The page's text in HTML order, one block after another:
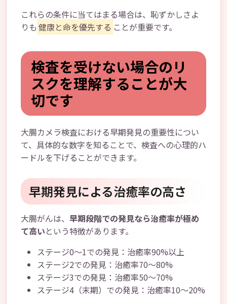
これらの条件に当てはまる場合は、恥ずかしさよ
りも 健康と命を優先する ことが重要です。
検査を受けない場合のリ
スクを理解することが大
切です
大腸カメラ検査における早期発見の重要性につい
て、具体的な数字を知ることで、検査への心理的ハ
ードルを下げることができます。
早期発見による治癒率の高さ
大腸がんは、 早期段階での発見なら治癒率が極め
て高いという特徴があります。
ステージ0～1での発見：治癒率90%以上
ステージ2での発見：治癒率70～80%
ステージ3での発見：治癒率50～70%
ステージ4（末期）での発見：治癒率10～20%